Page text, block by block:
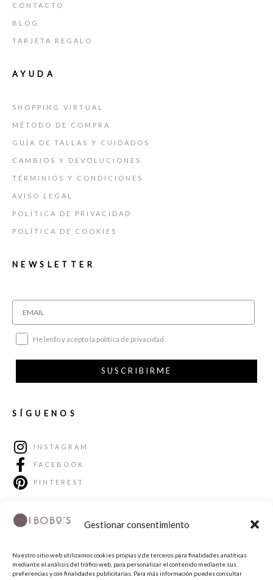
Gestionar consentimiento
Nuestro sitio web utilizamos cookies propias y de terceros para finalidades analíticas
mediante el análisis del tráfico web, para personalizar el contenido mediante sus
preferencias y con finalidades publicitarias. Para más información puedes consultar
CONTACTO
BLOG
TARJETA REGALO
AYUDA
SHOPPING VIRTUAL
MÉTODO DE COMPRA
GUÍA DE TALLAS Y CUIDADOS
CAMBIOS Y DEVOLUCIONES
TÉRMINIOS Y CONDICIONES
AVISO LEGAL
POLÍTICA DE PRIVACIDAD
POLÍTICA DE COOKIES
NEWSLETTER
He leído y acepto la política de privacidad.
SUSCRIBIRME
SÍGUENOS
INSTAGRAM
FACEBOOK
PINTEREST